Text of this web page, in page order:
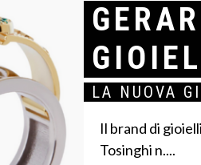
LA NUOVA
Il brand di
Tosinghi n....